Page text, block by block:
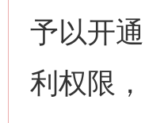
予以开
利权限